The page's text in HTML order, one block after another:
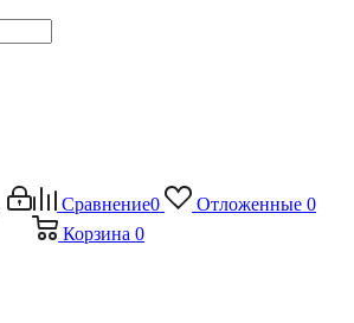
Сравнение0 Отложенные 0
Корзина 0